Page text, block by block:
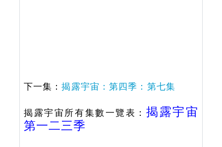
下一集：揭露宇宙：第四季：第七集
揭露宇宙所有集數一覽表：揭露宇宙
第一二三季